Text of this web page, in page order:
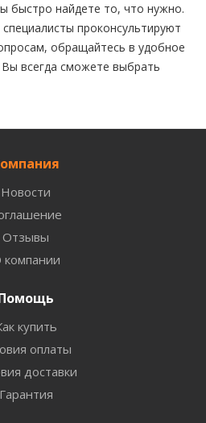
быстро найдете то, что нужно.
проконсультируют
обращайтесь в удобное
всегда сможете выбрать
Новости
Отзывы
компании
купить
оплаты
доставки
Гарантия